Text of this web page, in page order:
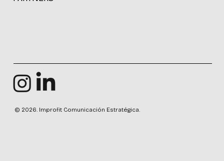
© 2026. Improfit Comunicación Estratégica.